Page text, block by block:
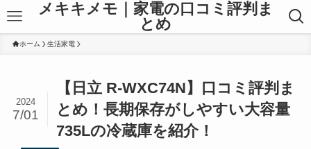
メキキメモ｜家電の口コミ評判ま
とめ
ホーム 生活家電
【日立 R-WXC74N】口コミ評判ま
とめ！長期保存がしやすい大容量
735Lの冷蔵庫を紹介！
2024
7/01